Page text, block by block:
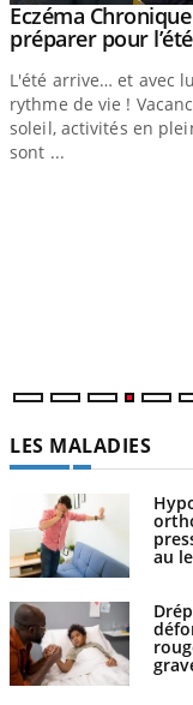
Youtube
Eczéma
préparer pour
L'été arrive… et avec
rythme de vie !
soleil, activités en
sont ...
LES MALADIES
au